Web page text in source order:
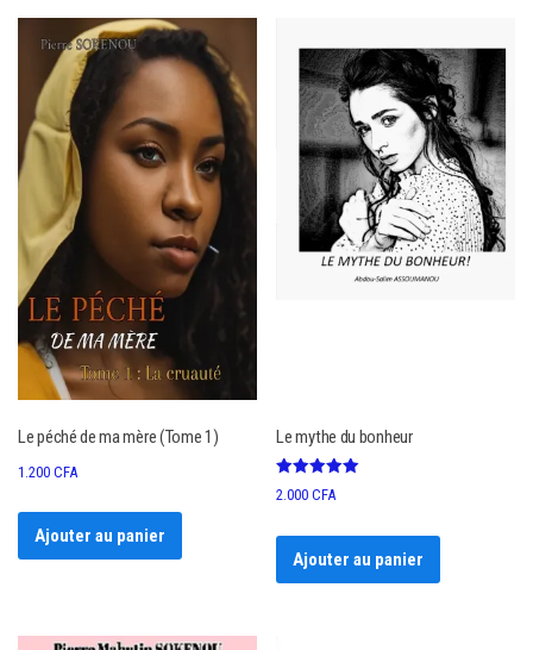
Le péché de ma mère (Tome 1)
1.200 CFA
Ajouter au panier
Le mythe du bonheur
Note
5.00
2.000CFA
Ajouter au panier